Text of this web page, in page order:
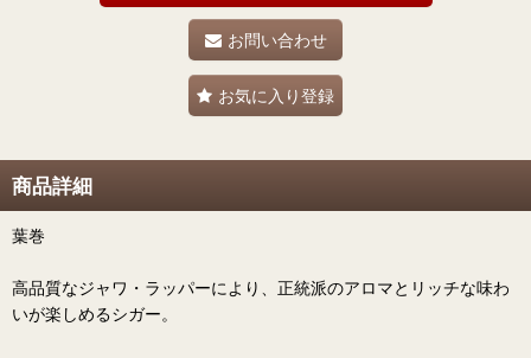
お問い合わせ
お気に入り登録
商品詳細
葉巻
高品質なジャワ・ラッパーにより、正統派のアロマとリッチな味わ
いが楽しめるシガー。